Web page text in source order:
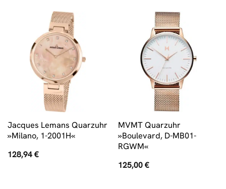
Jacques Lemans Quarzuhr
»Milano, 1-2001H«
128,94€
MVMT Quarzuhr
»Boulevard, D-MB01-
RGWM«
125,00€